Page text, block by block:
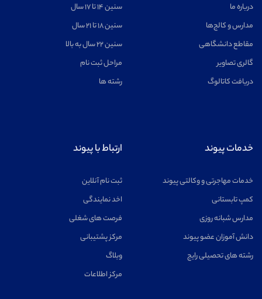
درباره ما
مدارس و کالج‌ها
مقاطع دانشگاهی
گالری تصاویر
دریافت کاتالوگ
سنین ۱۴ تا ۱۷ سال
سنین ۱۸ تا ۲۱ سال
سنین ۲۲ سال به بالا
مراحل ثبت نام
رشته ها
خدمات پیوند
خدمات مهاجرتی و وکالتی پیوند
کمپ تابستانی
مدارس شبانه روزی
دانش آموزان عضو پیوند
رشته های تحصیلی رایج
ارتباط با پیوند
ثبت نام آنلاین
اخد نمایندگی
فرصت های شغلی
مرکز پشتیبانی
وبلاگ
مرکز اطلاعات